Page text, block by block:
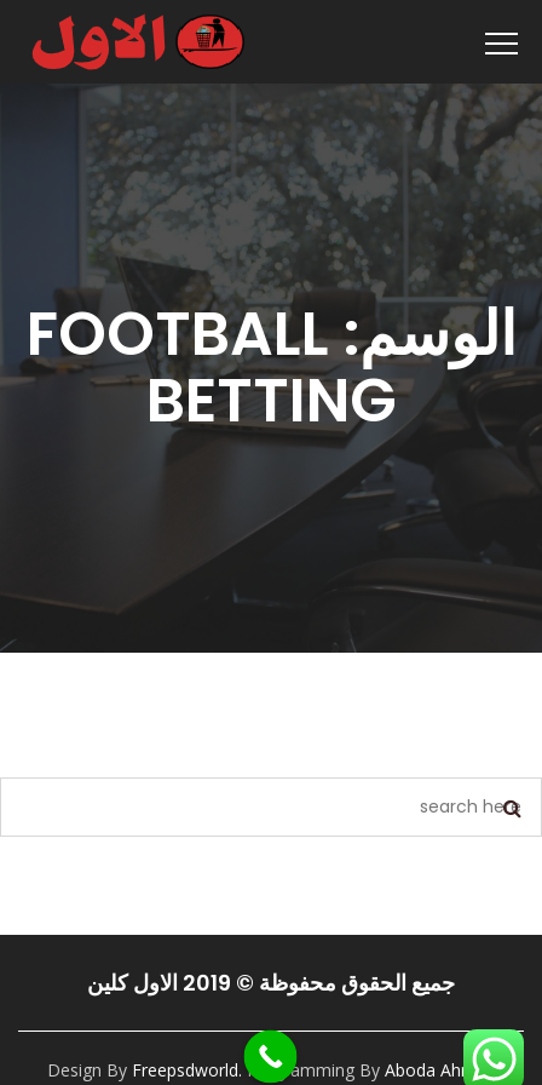
الوسم:FOOTBALL
BETTING
جميع الحقوق محفوظة © 2019 الاول كلين
Design By Freepsdworld. Programming By Aboda Ahmed